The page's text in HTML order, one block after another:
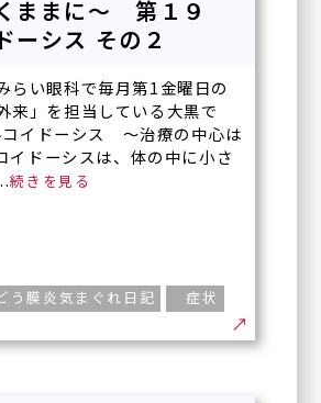
ままに～ 第１９
ーシス その２
らい眼科で毎月第1金曜日の
来」を担当している大黒で
イドーシス ～治療の中心は
ドーシスは、体の中に小さ
う膜炎気まぐれ日記
症状